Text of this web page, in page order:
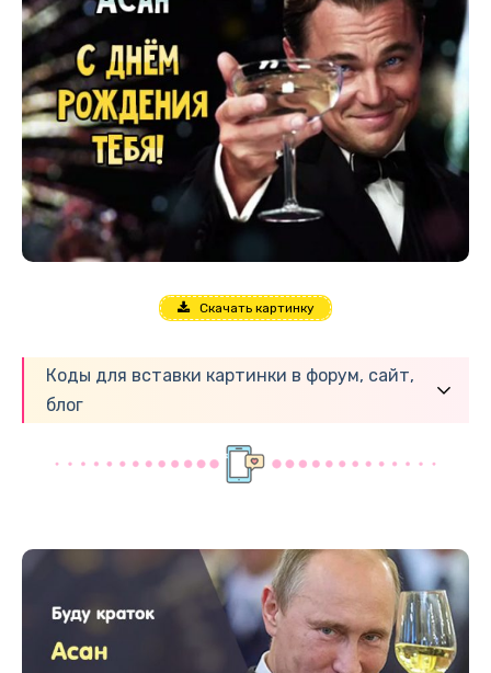
Скачать картинку
Коды для вставки картинки в форум, сайт,
блог